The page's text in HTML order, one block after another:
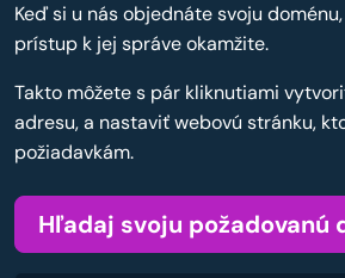
Keď si u nás objednáte svoju
prístup k jej správe okamžite.
Takto môžete s pár kliknutiami
adresu, a nastaviť webovú stránku,
požiadavkám.
Hľadaj svoju požadovanú